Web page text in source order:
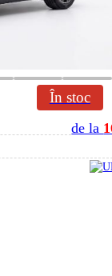
În stoc
de la